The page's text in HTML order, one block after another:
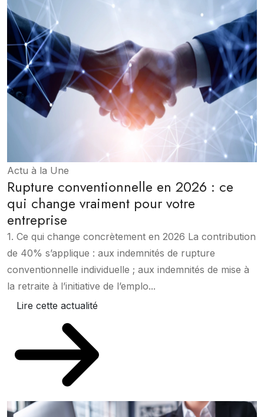
Actu à la Une
Rupture conventionnelle en 2026 : ce
qui change vraiment pour votre
entreprise
1. Ce qui change concrètement en 2026 La contribution
de 40% s’applique : aux indemnités de rupture
conventionnelle individuelle ; aux indemnités de mise à
la retraite à l’initiative de l’emplo...
Lire cette actualité